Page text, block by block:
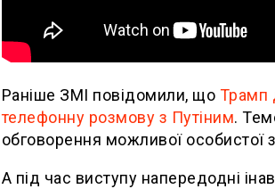
Раніше ЗМІ повідомили, що Трамп
телефонну розмову з Путіним.
обговорення можливої особистої
А під час виступу напередодні